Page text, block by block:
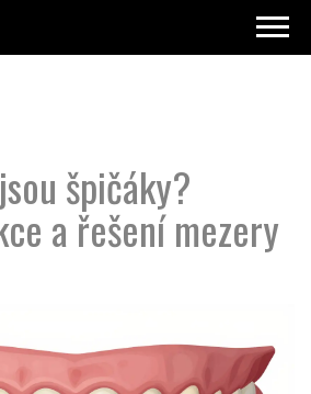
špičáky?
a řešení mezery